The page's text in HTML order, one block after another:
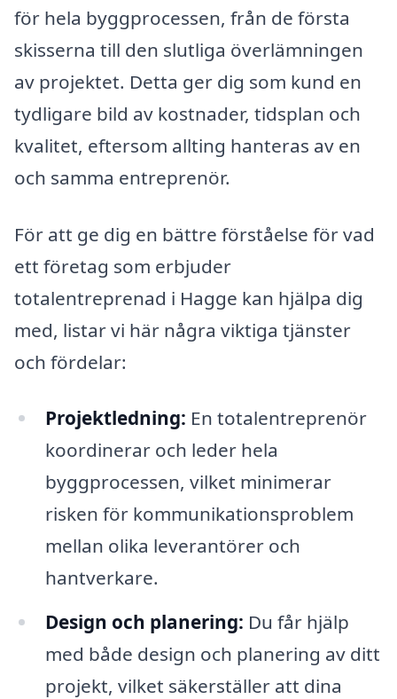
för hela byggprocessen, från de första
skisserna till den slutliga överlämningen
av projektet. Detta ger dig som kund en
tydligare bild av kostnader, tidsplan och
kvalitet, eftersom allting hanteras av en
och samma entreprenör.
För att ge dig en bättre förståelse för vad
ett företag som erbjuder
totalentreprenad i Hagge kan hjälpa dig
med, listar vi här några viktiga tjänster
och fördelar:
Projektledning: En totalentreprenör
koordinerar och leder hela
byggprocessen, vilket minimerar
risken för kommunikationsproblem
mellan olika leverantörer och
hantverkare.
Design och planering: Du får hjälp
med både design och planering av ditt
projekt, vilket säkerställer att dina